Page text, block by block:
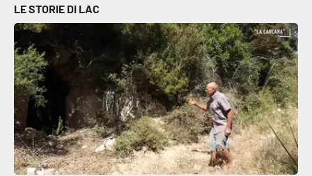
LE STORIE DI LAC